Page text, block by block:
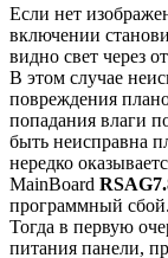
Если нет
включении
видно свет через
В этом случае
повреждения
попадания влаги
быть неисправна
нередко
MainBoard
программный сбой.
Тогда в первую
питания панели,